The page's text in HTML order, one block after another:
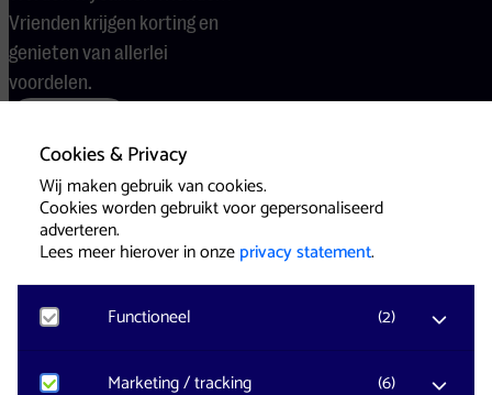
Cookies & Privacy
Wij maken gebruik van cookies.
Cookies worden gebruikt voor gepersonaliseerd
adverteren.
Lees meer hierover in onzeprivacy statement.
Functioneel (2)
NoodzakelijkMarketing / tracking (6)
Vrienden krijgen korting en
genieten van allerlei
voordelen.
VoorwaardenCookies Pers
Website & Identity by Eagerly